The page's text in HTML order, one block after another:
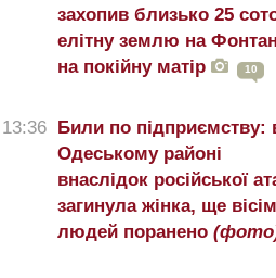
захопив близько 25
елітну землю на
на покійну матір
10
13:36 Били по підприємству:
Одеському районі
внаслідок російської
загинула жінка, ще вісім
людей поранено